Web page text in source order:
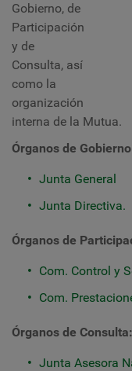
Gobierno, de
Participación
y de
Consulta, así
como la
organización
interna de la Mutua.
Órganos de
Junta General
Junta Directiva.
Órganos de
Com. Control y
Com.
Órganos de Consulta:
Junta Asesora